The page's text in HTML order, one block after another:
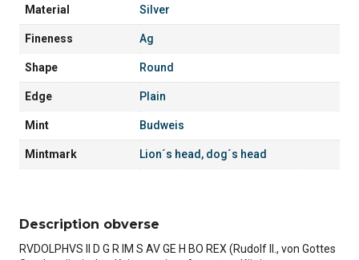
Material Silver
Fineness Ag
Shape Round
Edge Plain
Mint Budweis
Mintmark Lion´s head, dog´s head
Description obverse
RVDOLPHVS II D G R IM S AV GE H BO REX (Rudolf II., von Gottes